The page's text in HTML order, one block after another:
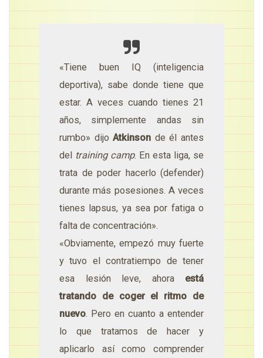
«Tiene buen IQ (inteligencia
deportiva), sabe donde tiene que
estar. A veces cuando tienes 21
años, simplemente andas sin
rumbo» dijoAtkinson de él antes
del training camp. En esta liga, se
trata de poder hacerlo (defender)
durante más posesiones. A veces
tienes lapsus, ya sea por fatiga o
falta de concentración».
«Obviamente, empezó muy fuerte
y tuvo el contratiempo de tener
esa lesión leve, ahora está
tratando de coger el ritmo de
nuevo. Pero en cuanto a entender
lo que tratamos de hacer y
aplicarlo así como comprender